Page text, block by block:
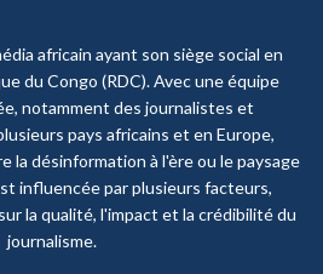
africain ayant son siège social en
du Congo (RDC). Avec une équipe
notamment des journalistes et
pays africains et en Europe,
désinformation à l'ère ou le paysage
influencée par plusieurs facteurs,
la qualité, l'impact et la crédibilité du
journalisme.